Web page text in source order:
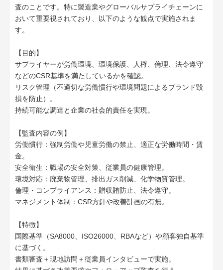
査のことです。特に製造業やグローバルサプライチェーンに
おいて重要視されており、以下のような観点で実施されま
す。
【目的】
サプライヤーが労働環境、環境保護、人権、倫理、法令遵守
などのCSR基準を満たしているかを確認。
リスク管理（不適切な労働慣行や環境問題によるブランド毀
損を防止）。
持続可能な調達と企業の社会的責任を実現。
【監査内容の例】
労働慣行：強制労働や児童労働の禁止、適正な労働時間・賃
金。
安全衛生：職場の安全対策、従業員の健康管理。
環境対応：廃棄物管理、排出ガス削減、化学物質管理。
倫理・コンプライアンス：贈収賄防止、法令遵守。
マネジメント体制：CSR方針や改善計画の有無。
【特徴】
国際基準（SA8000、ISO26000、RBAなど）や顧客独自基準
に基づく。
書類審査＋現地訪問＋従業員インタビューで実施。